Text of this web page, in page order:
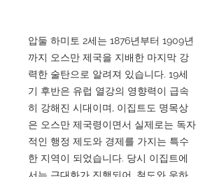
압둘 하미토 2세는 1876년부터 1909년
까지 오스만 제국을 지배한 마지막 강
력한 술탄으로 알려져 있습니다. 19세
기 후반은 유럽 열강의 영향력이 급속
히 강해진 시대이며, 이집트도 명목상
은 오스만 제국령이면서 실제로는 독자
적인 행정 제도와 경제를 가지는 특수
한 지역이 되었습니다. 당시 이집트에
서는 근대화가 진행되어, 철도와 운하,